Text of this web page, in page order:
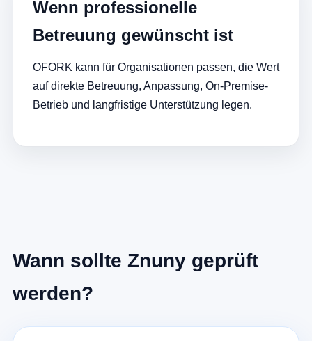
Wenn professionelle
Betreuung gewünscht ist
OFORK kann für Organisationen passen, die Wert
auf direkte Betreuung, Anpassung, On-Premise-
Betrieb und langfristige Unterstützung legen.
Wann sollte Znuny geprüft
werden?